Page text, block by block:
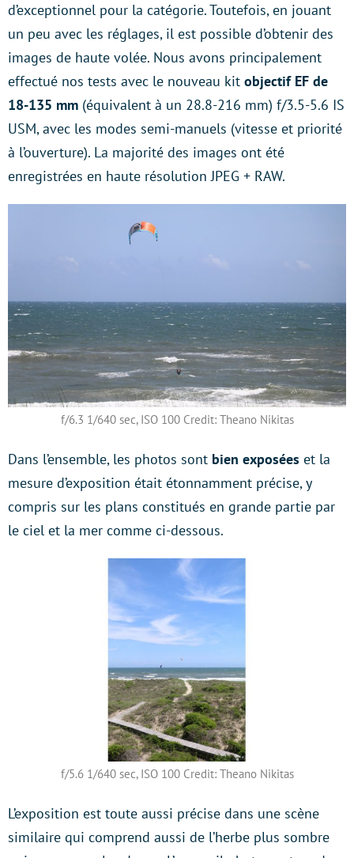
d’exceptionnel pour la catégorie. Toutefois, en jouant
un peu avec les réglages, il est possible d’obtenir des
images de haute volée. Nous avons principalement
effectué nos tests avec le nouveau kit objectif EF de
18-135 mm (équivalent à un 28.8-216 mm) f/3.5-5.6 IS
USM, avec les modes semi-manuels (vitesse et priorité
à l’ouverture). La majorité des images ont été
enregistrées en haute résolution JPEG + RAW.
f/6.3 1/640 sec, ISO 100 Credit: Theano Nikitas
Dans l’ensemble, les photos sont bien exposées et la
mesure d’exposition était étonnamment précise, y
compris sur les plans constitués en grande partie par
le ciel et la mer comme ci-dessous.
f/5.6 1/640 sec, ISO 100 Credit: Theano Nikitas
L’exposition est toute aussi précise dans une scène
similaire qui comprend aussi de l’herbe plus sombre